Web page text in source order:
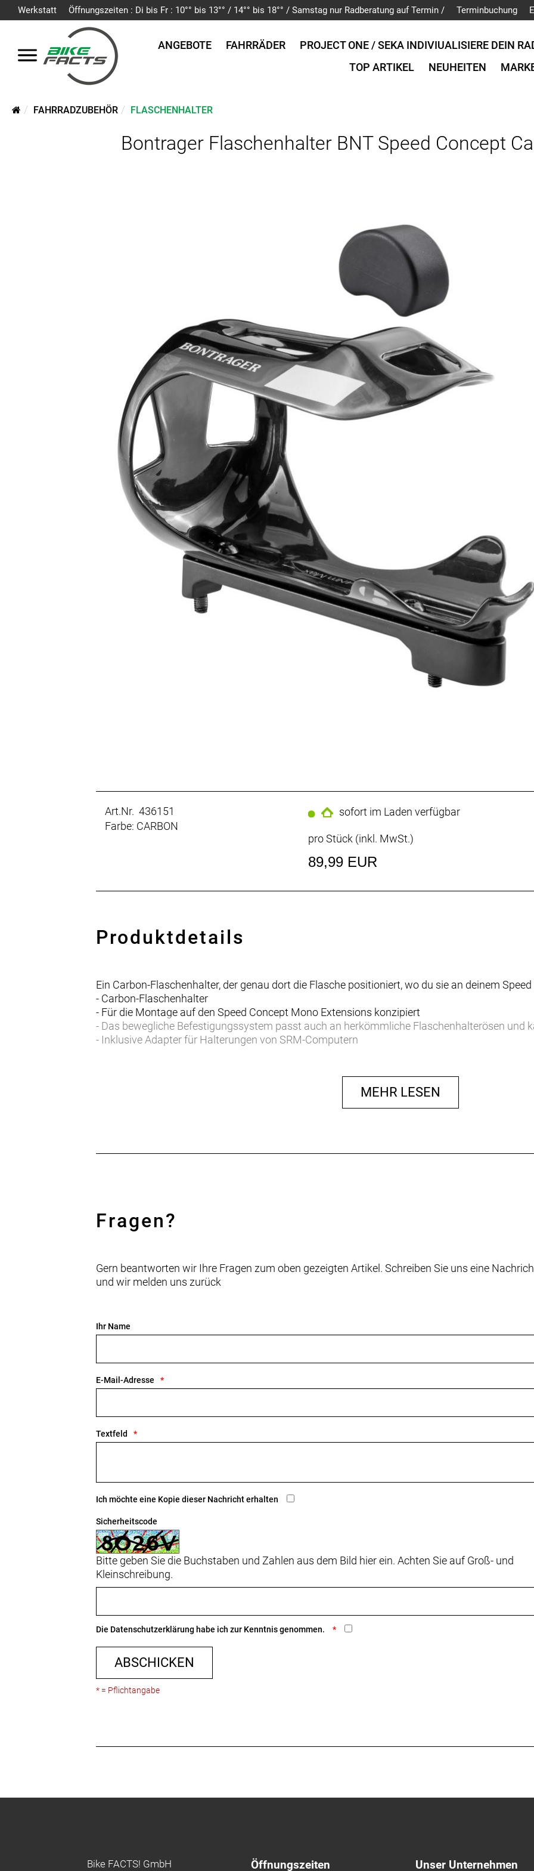
Werkstatt Öffnungszeiten : Di bis Fr : 10°° bis 13°° / 14°° bis 18°° / Samstag nur Radberatung auf Termin / Terminbuchung
ANGEBOTE FAHRRÄDER
PROJECT ONE / SEKA INDIVIUALISIERE DEIN
TOP ARTIKEL
NEUHEITEN
FAHRRADZUBEHÖR FLASCHENHALTER
Bontrager Flaschenhalter BNT Speed Concept
Art.Nr. 436151
Farbe: CARBON
sofort im Laden verfügbar
pro Stück (inkl. MwSt.)
89,99 EUR
Produktdetails
Ein Carbon-Flaschenhalter, der genau dort die Flasche positioniert, wo du sie an deinem
- Carbon-Flaschenhalter
- Für die Montage auf den Speed Concept Mono Extensions konzipiert
- Das bewegliche Befestigungssystem passt auch an herkömmliche Flaschenhalterösen und
- Inklusive Adapter für Halterungen von SRM-Computern
MEHR LESEN
Fragen?
Gern beantworten wir Ihre Fragen zum oben gezeigten Artikel. Schreiben Sie uns eine
und wir melden uns zurück
Ihr Name
E-Mail-Adresse
Textfeld
Ich möchte eine Kopie dieser Nachricht erhalten
Sicherheitscode
Bitte geben Sie die Buchstaben und Zahlen aus dem Bild hier ein. Achten Sie auf Groß- und
Kleinschreibung.
Die Datenschutzerklärung habe ich zur Kenntnis genommen.
ABSCHICKEN
* = Pflichtangabe
Bike FACTS! GmbH Öffnungszeiten Unser Unternehmen